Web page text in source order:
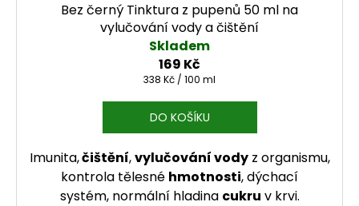
Bez černý Tinktura z pupenů 50 ml na
vylučování vody a čištění
Skladem
169 Kč
Měrná cena:
338 Kč / 100 ml
DO KOŠÍKU
Imunita,čištění,vylučování vodyz organismu,
kontrola tělesné hmotnosti, dýchací
systém, normální hladina cukru v krvi.